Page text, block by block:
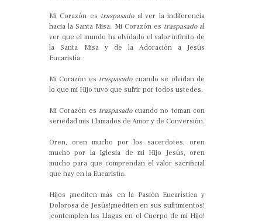
Mi Corazón es traspasadoal ver la indiferencia
hacia la Santa Misa. Mi Corazón es traspasadoal
ver que el mundo ha olvidado el valor infinito de
la Santa Misa y de la Adoración a Jesús
Eucaristía.
Mi Corazón es traspasadocuando se olvidan de
lo que mi Hijo tuvo que sufrir por todos ustedes.
Mi Corazón es traspasadocuando no toman con
seriedad mis Llamados de Amor y de Conversión.
Oren, oren mucho por los sacerdotes, oren
mucho por la Iglesia de mi Hijo Jesús, oren
mucho para que comprendan el valor sacrificial
que hay en la Eucaristía.
Hijos ¡mediten más en la Pasión Eucarística y
Dolorosa de Jesús!¡mediten en sus sufrimientos!
¡contemplen las Llagas en el Cuerpo de mi Hijo!